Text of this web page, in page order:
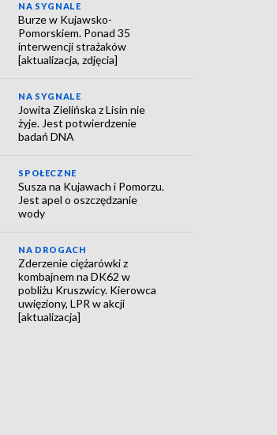
NA SYGNALE
Burze w Kujawsko-
Pomorskiem. Ponad 35
interwencji strażaków
[aktualizacja, zdjęcia]
NA SYGNALE
Jowita Zielińska z Lisin nie
żyje. Jest potwierdzenie
badań DNA
SPOŁECZNE
Susza na Kujawach i Pomorzu.
Jest apel o oszczędzanie
wody
NA DROGACH
Zderzenie ciężarówki z
kombajnem na DK62 w
pobliżu Kruszwicy. Kierowca
uwięziony, LPR w akcji
[aktualizacja]